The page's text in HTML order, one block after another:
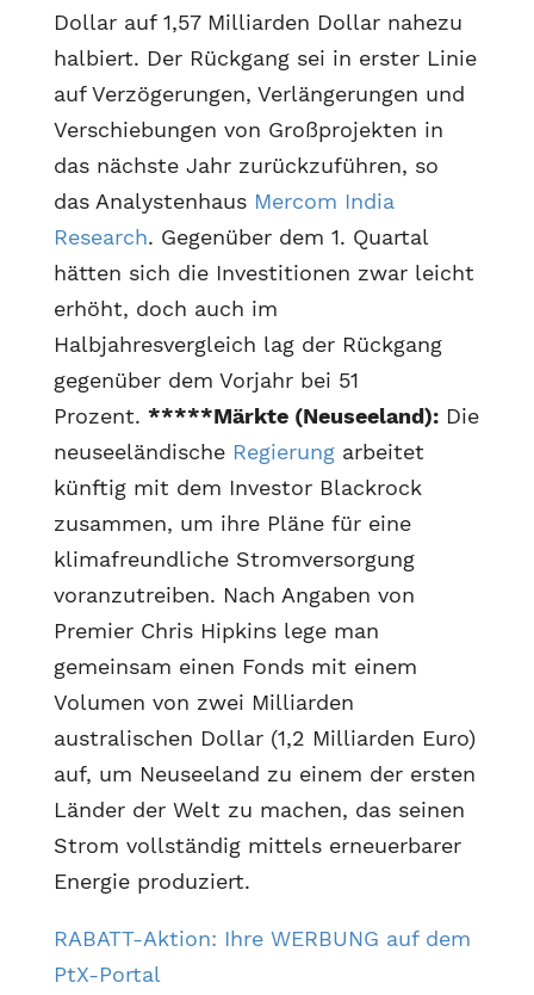
Dollar auf 1,57 Milliarden Dollar nahezu
halbiert. Der Rückgang sei in erster Linie
auf Verzögerungen, Verlängerungen und
Verschiebungen von Großprojekten in
das nächste Jahr zurückzuführen, so
das Analystenhaus Mercom India
Research. Gegenüber dem 1. Quartal
hätten sich die Investitionen zwar leicht
erhöht, doch auch im
Halbjahresvergleich lag der Rückgang
gegenüber dem Vorjahr bei 51
Prozent. *****Märkte (Neuseeland):Die
neuseeländische Regierungarbeitet
künftig mit dem Investor Blackrock
zusammen, um ihre Pläne für eine
klimafreundliche Stromversorgung
voranzutreiben. Nach Angaben von
Premier Chris Hipkins lege man
gemeinsam einen Fonds mit einem
Volumen von zwei Milliarden
australischen Dollar (1,2 Milliarden Euro)
auf, um Neuseeland zu einem der ersten
Länder der Welt zu machen, das seinen
Strom vollständig mittels erneuerbarer
Energie produziert.
RABATT-Aktion: Ihre WERBUNG auf dem
PtX-Portal